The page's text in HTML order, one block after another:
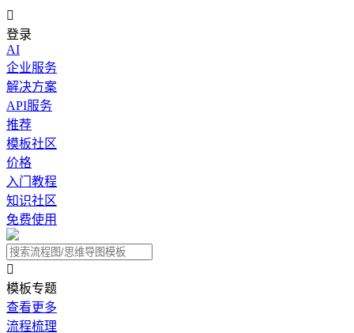

登录
AI
企业服务
解决方案
API服务
推荐
模板社区
价格
入门教程
知识社区
免费使用

模板专题
查看更多
流程梳理